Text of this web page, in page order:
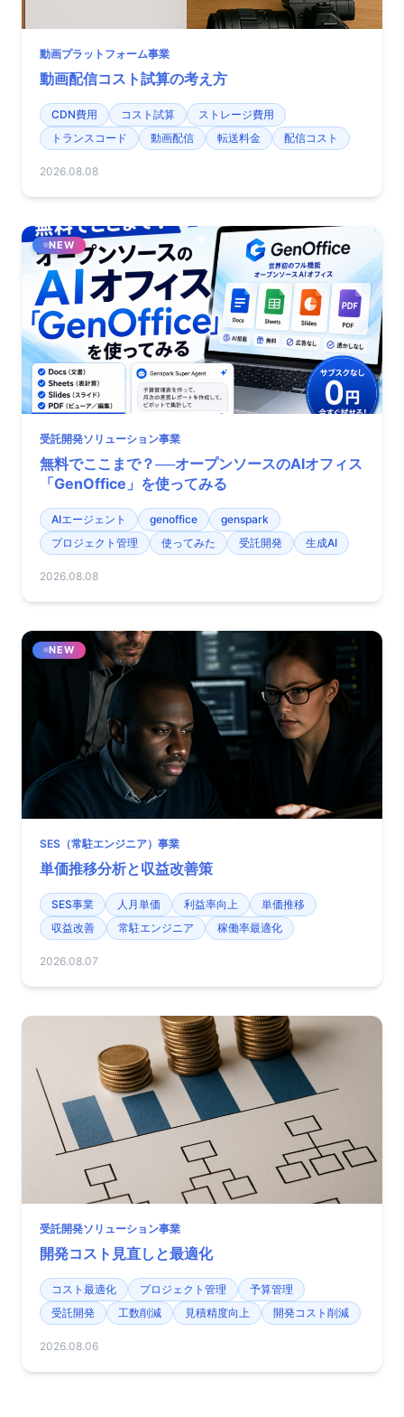
動画プラットフォーム事業
動画配信コスト試算の考え方
CDN費用 コスト試算
ストレージ費用
トランスコード
動画配信 転送料金 配信コスト
2026.08.08
NEW
受託開発ソリューション事業
無料でここまで？──オープンソースのAIオフィス
「GenOffice」を使ってみる
AIエージェント genoffice
genspark
プロジェクト管理
使ってみた 受託開発 生成AI
2026.08.08
NEW
SES（常駐エンジニア）事業
単価推移分析と収益改善策
SES事業 人月単価 利益率向上
単価推移
収益改善
常駐エンジニア 稼働率最適化
2026.08.07
受託開発ソリューション事業
開発コスト見直しと最適化
コスト最適化 プロジェクト管理
予算管理
受託開発
工数削減 見積精度向上 開発コスト削減
2026.08.06